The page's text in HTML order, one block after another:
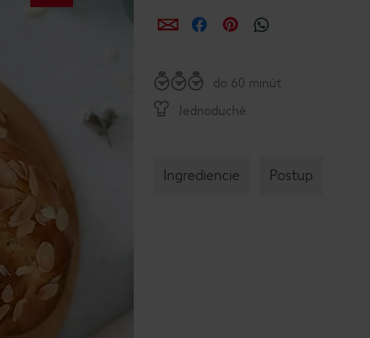
ZdieľaťZdieľaťZdieľať
do 60 minút
Jednoduché
Ingrediencie Postup